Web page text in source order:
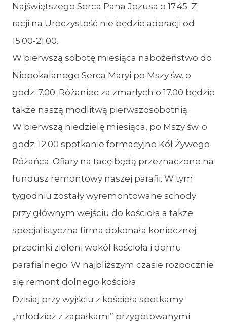
Najświętszego Serca Pana Jezusa o 17.45. Z
racji na Uroczystość nie będzie adoracji od
15.00-21.00.
W pierwszą sobotę miesiąca nabożeństwo do
Niepokalanego Serca Maryi po Mszy św. o
godz. 7.00. Różaniec za zmarłych o 17.00 będzie
także naszą modlitwą pierwszosobotnią.
W pierwszą niedzielę miesiąca, po Mszy św. o
godz. 12.00 spotkanie formacyjne Kół Żywego
Różańca. Ofiary na tacę będą przeznaczone na
fundusz remontowy naszej parafii. W tym
tygodniu zostały wyremontowane schody
przy głównym wejściu do kościoła a także
specjalistyczna firma dokonała koniecznej
przecinki zieleni wokół kościoła i domu
parafialnego. W najbliższym czasie rozpocznie
się remont dolnego kościoła.
Dzisiaj przy wyjściu z kościoła spotkamy
„młodzież z zapałkami” przygotowanymi